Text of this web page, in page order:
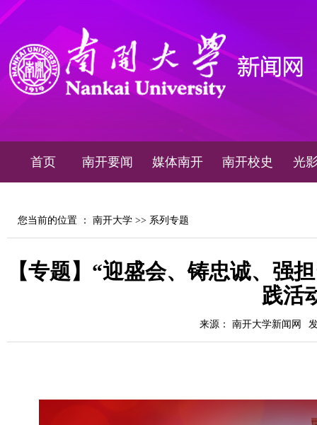
首页 南开要闻 媒体南开 南开校史 光
您当前的位置 ： 南开大学 >> 系列专题
【专题】“迎盛会、铸忠诚、强
践活
来源： 南开大学新闻网